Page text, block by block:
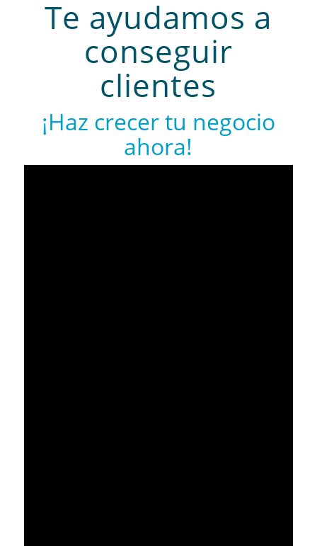
Te ayudamos a
conseguir
clientes
¡Haz crecer tu negocio
ahora!